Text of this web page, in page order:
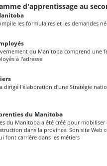
d'apprentissage au
les formulaires et les demandes
du Manitoba comprend une
à l'adresse
dirigé l'élaboration d'une Stratégie
du Manitoba
du Manitoba a été créé pour
dans la province. Son site Web
font carrière dans les métiers